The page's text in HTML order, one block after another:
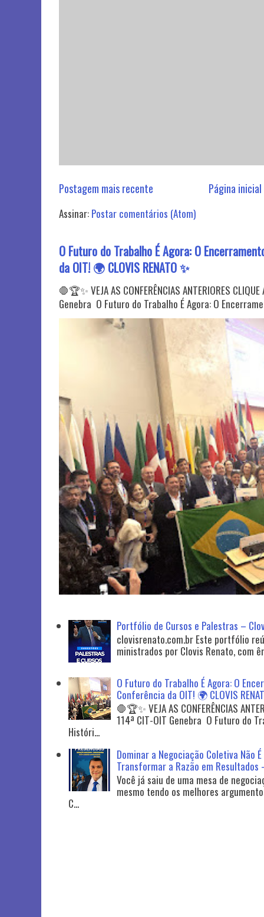
Postagem mais recente Página inicial
Assinar: Postar comentários (Atom)
O Futuro do Trabalho É Agora: O
da OIT! 🌍 CLOVIS RENATO ✨
🛑🏆✨️ VEJA AS CONFERÊNCIAS ANTERIORES
Genebra O Futuro do Trabalho É Agora: O
Portfólio de Cursos e Palestras –
clovisrenato.com.br Este portfólio
ministrados por Clovis Renato, com
O Futuro do Trabalho É Agora: O
Conferência da OIT! 🌍 CLOVIS
🛑🏆✨️ VEJA AS CONFERÊNCIAS
114ª CIT-OIT Genebra O Futuro do
Históri...
Dominar a Negociação Coletiva Não
Transformar a Razão em Resultados
Você já saiu de uma mesa de
mesmo tendo os melhores
C...